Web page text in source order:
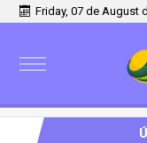
Friday, 07 de August